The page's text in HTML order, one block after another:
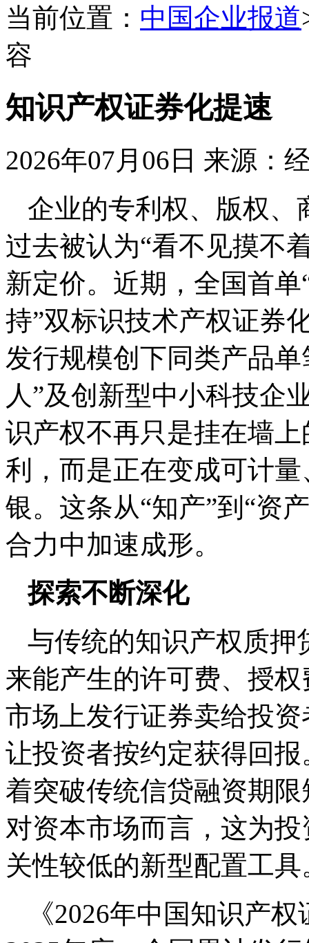
当前位置： 中国企业报道
容
知识产权证券化提速
2026年07月06日 来源：
企业的专利权、版权、
过去被认为“看不见摸不
新定价。近期，全国首
持”双标识技术产权证券
发行规模创下同类产品
人”及创新型中小科技企
识产权不再只是挂在墙
利，而是正在变成可计
银。这条从“知产”到“资
合力中加速成形。
探索不断深化
与传统的知识产权质押
来能产生的许可费、授
市场上发行证券卖给投
让投资者按约定获得回
着突破传统信贷融资期
对资本市场而言，这为
关性较低的新型配置工具
《2026年中国知识产